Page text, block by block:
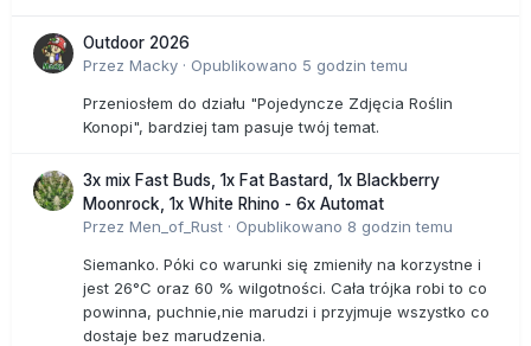
Outdoor 2026
Przez Macky · Opublikowano 5 godzin temu
Przeniosłem do działu "Pojedyncze Zdjęcia Roślin
Konopi", bardziej tam pasuje twój temat.
3x mix Fast Buds, 1x Fat Bastard, 1x Blackberry
Moonrock, 1x White Rhino - 6x Automat
Przez Men_of_Rust · Opublikowano 8 godzin temu
Siemanko. Póki co warunki się zmieniły na korzystne i
jest 26°C oraz 60 % wilgotności. Cała trójka robi to co
powinna, puchnie,nie marudzi i przyjmuje wszystko co
dostaje bez marudzenia.